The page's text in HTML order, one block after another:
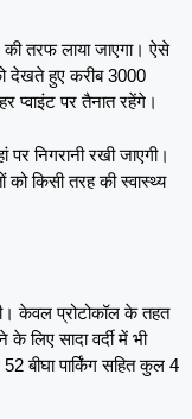
तरफ लाया जाएगा। ऐसे
देखते हुए करीब 3000
प्वाइंट पर तैनात रहेंगे।
निगरानी रखी जाएगी।
किसी तरह की स्वास्थ्य
केवल प्रोटोकॉल के तहत
लिए सादा वर्दी में भी
बीघा पार्किंग सहित कुल 4